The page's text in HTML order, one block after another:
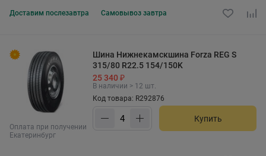
Доставим послезавтра Самовывоз завтра
Оплата при получении
Екатеринбург
Шина Нижнекамскшина Forza REG S
315/80 R22.5 154/150K
25 340 ₽
В наличии > 12 шт.
Код товара: R292876
Купить